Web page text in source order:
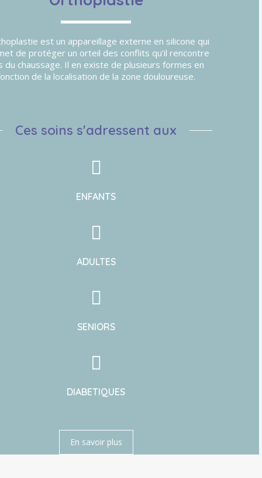
est un appareillage externe en silicone qui
de protéger un orteil des conflits qu’il rencontre
du chaussage. Il en existe de plusieurs formes en
de la localisation de la zone douloureuse.
Ces soins s'adressent aux
ENFANTS
ADULTES
SENIORS
DIABETIQUES
En savoir plus